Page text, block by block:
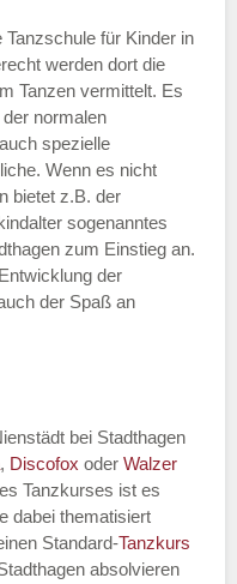
Tanzschule für Kinder in
werden dort die
Tanzen vermittelt. Es
normalen
spezielle
Wenn es nicht
bietet z.B. der
sogenanntes
zum Einstieg an.
der
der Spaß an
bei Stadthagen
, Discofox oder Walzer
Tanzkurses ist es
dabei thematisiert
Standard-Tanzkurs
absolvieren